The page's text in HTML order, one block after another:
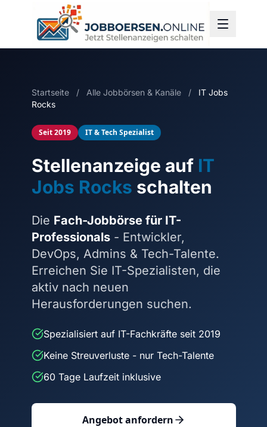
Startseite / Alle Jobbörsen & Kanäle /
IT Jobs
Rocks
Seit 2019 IT & Tech Spezialist
Stellenanzeige auf IT
Jobs Rocks schalten
Die Fach-Jobbörse für IT-
Professionals- Entwickler,
DevOps, Admins & Tech-Talente.
Erreichen Sie IT-Spezialisten, die
aktiv nach neuen
Herausforderungen suchen.
Spezialisiert auf IT-Fachkräfte seit 2019
Keine Streuverluste - nur Tech-Talente
60 Tage Laufzeit inklusive
Angebot anfordern